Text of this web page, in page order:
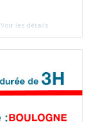
Voir les détails